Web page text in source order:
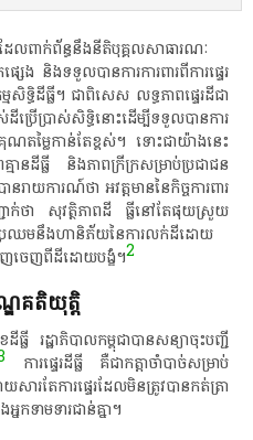
ន​ដែល​ពាក់ព័ន្ធ​នឹង​នីតិបុគ្គល​សាធារណៈ​
ង​ និង​ទទួល​បានការ​ការពារ​ពី​ការ​ផ្ទេរ​
ទ្ធិ​ដីធ្លី​។​ ជា​ពិសេស​ លទ្ធភាព​ផ្ទេរ​ដី​ជា​
ើប្រាស់​សិទ្ធិ​នោះ​ដើម្បី​ទទួល​បានការ​
ណ​តម្លៃ​កាន់តែ​ខ្ពស់​។​ ទោះជា​យ៉ាងនេះ​
ន​ដីធ្លី​ និង​ភាព​ក្រីក្រ​សម្រាប់​ប្រជាជន​
ន​រាយការណ៍​ថា​ អវត្តមាន​នៃ​កិច្ច​ការពារ​
ាក់​ថា​ សុវត្ថិភាព​ដី​ ធ្លី​នៅ​តែ​ផុយ​ស្រួយ​
ប្រឈម​នឹង​ហានិភ័យ​នៃ​ការ​លក់​ដី​ដោយ​
ញ​ចេញពី​ដី​ដោយ​បង្ខំ​។2
គតិយុត្តិ
រដ្ឋាភិបាល​កម្ពុជា​បាន​សន្យា​ចុះបញ្ជី​
ការ​ផ្ទេរ​ដីធ្លី​ គឺជា​កត្តាចាំបាច់​សម្រាប់​
ែ​ការ​ផ្ទេរ​ដែល​មិន​ត្រូវ​បាន​កត់ត្រា​
អ្នក​ទាមទារ​ជាន់​គ្នា​។​